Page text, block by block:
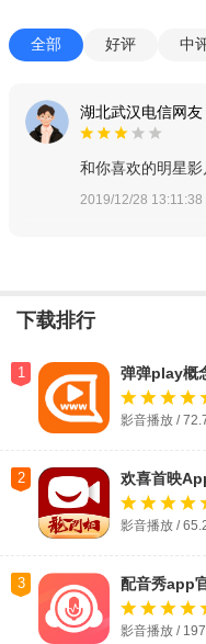
全部 好评 中
湖北武汉电信网友
和你喜欢的明星影
2019/12/28 13:11:38
下载排行
1 弹弹play概
影音播放 /
2 欢喜首映
影音播放 /
3 配音秀app
影音播放 /